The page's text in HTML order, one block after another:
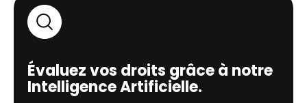
Évaluez vos droits grâce à notre
Intelligence Artificielle.